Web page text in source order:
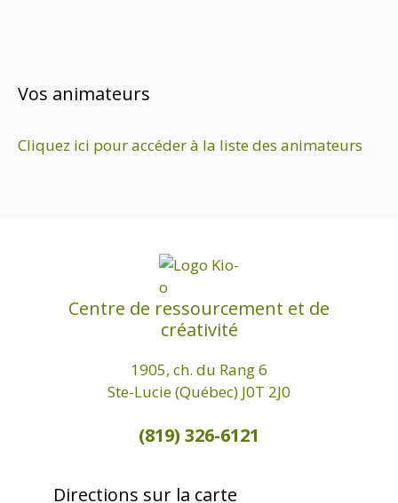
e
t
Vos animateurs
Cliquez ici pour accéder à la liste des animateurs
Centre de ressourcement et de
créativité
1905, ch. du Rang 6
Ste-Lucie (Québec) J0T 2J0
(819) 326-6121
Directions sur la carte